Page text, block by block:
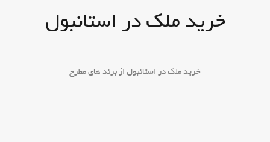
خرید ملک در استانبول
خرید ملک در استانبول از برند های مطرح